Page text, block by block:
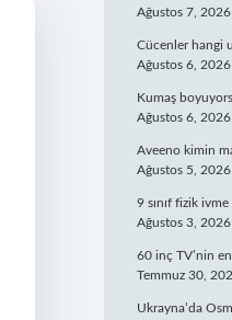
Ağustos 7, 2026
Cücenler hangi
Ağustos 6, 2026
Kumaş
Ağustos 6, 2026
Aveeno kimin
Ağustos 5, 2026
9 sınıf fizik
Ağustos 3, 2026
60 inç TV’nin
Temmuz 30,
Ukrayna’da